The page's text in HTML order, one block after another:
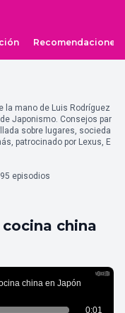
Recomendaciones
la mano de Luis Rodríguez
Japonismo. Consejos par
sobre lugares, socieda
patrocinado por Lexus, E
episodios
china